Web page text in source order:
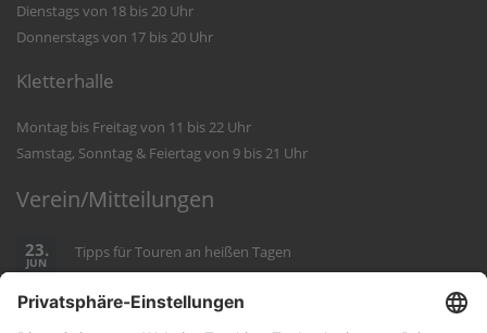
Dienstags von 18 bis 20 Uhr
Donnerstags von 17 bis 20 Uhr
Kletterhalle
Montag bis Freitag von 11 bis 22 Uhr
Samstag, Sonntag & Feiertag von 9 bis 21 Uhr
Verein/Mitteilungen
23.
JUN
Tipps für Touren an heißen Tagen
22.
JUN
Geänderte Einladung zur MV 2026